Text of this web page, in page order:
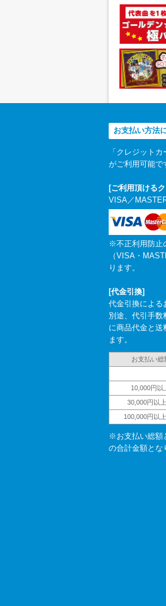
お支払い方法
「クレジット
がご利用可能で
[ご利用頂ける
VISA／
※不正利用防止
（VISA・
ります。
[代金引換]
代金引換による
別途、代引手数
に商品代金と送
ます。
お支払い総
10,000円以
30,000円以
100,000円以
※お支払い総額
の合計金額とな